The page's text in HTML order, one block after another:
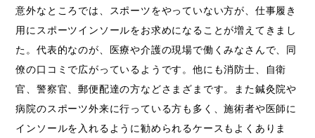
意外なところでは、スポーツをやっていない方が、仕事履き
用にスポーツインソールをお求めになることが増えてきまし
た。代表的なのが、医療や介護の現場で働くみなさんで、同
僚の口コミで広がっているようです。他にも消防士、自衛
官、警察官、郵便配達の方などさまざまです。また鍼灸院や
病院のスポーツ外来に行っている方も多く、施術者や医師に
インソールを入れるように勧められるケースもよくありま